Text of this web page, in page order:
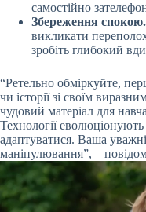
самостійно
Збереження спокою.
викликати
зробіть глибокий
“Ретельно обміркуйте,
чи історії зі своїм
чудовий матеріал для
Технології
адаптуватися. Ваша
маніпулювання”, –